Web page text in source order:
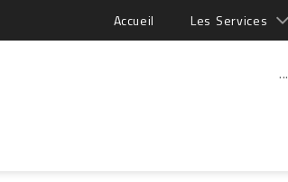
Accueil Les Services
...